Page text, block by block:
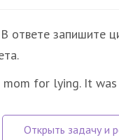
ответе запишите
mom for lying. It